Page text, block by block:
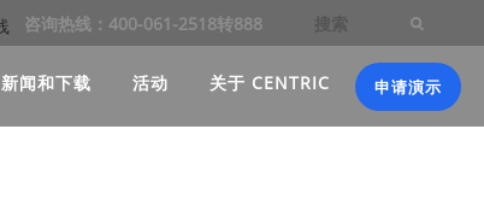
咨询热线：400-061-2518转888
新闻和下载 活动 关于 CENTRIC 申请演示